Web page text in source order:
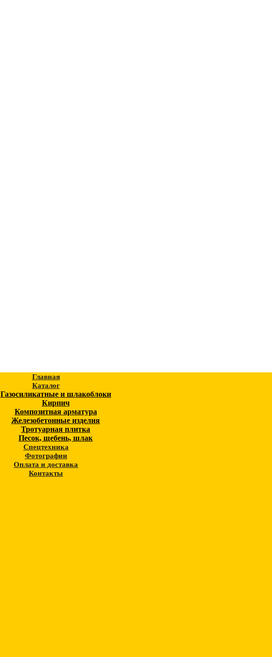
Главная
Каталог
Газосиликатные и шлакоблоки
Кирпич
Композитная арматура
Железобетонные изделия
Тротуарная плитка
Песок, щебень, шлак
Спецтехника
Фотографии
Оплата и доставка
Контакты